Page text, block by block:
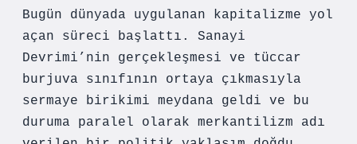
Bugün dünyada uygulanan kapitalizme yol
açan süreci başlattı. Sanayi
Devrimi’nin gerçekleşmesi ve tüccar
burjuva sınıfının ortaya çıkmasıyla
sermaye birikimi meydana geldi ve bu
duruma paralel olarak merkantilizm adı